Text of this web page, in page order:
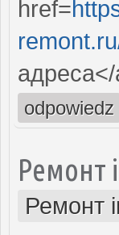
href=
odpowiedz
Ремонт
Ремонт